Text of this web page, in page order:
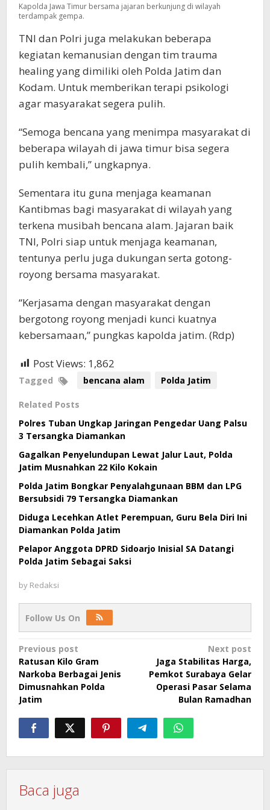
Kapolda Jawa Timur bersama jajaran berkunjung di wilayah
terdampak gempa.
TNI dan Polri juga melakukan beberapa
kegiatan kemanusian dengan tim trauma
healing yang dimiliki oleh Polda Jatim dan
Kodam. Untuk memberikan terapi psikologi
agar masyarakat segera pulih.
“Semoga bencana yang menimpa masyarakat di
beberapa wilayah di jawa timur bisa segera
pulih kembali,” ungkapnya.
Sementara itu guna menjaga keamanan
Kantibmas bagi masyarakat di wilayah yang
terkena musibah bencana alam. Jajaran baik
TNI, Polri siap untuk menjaga keamanan,
tentunya perlu juga dukungan serta gotong-
royong bersama masyarakat.
“Kerjasama dengan masyarakat dengan
bergotong royong menjadi kunci kuatnya
kebersamaan,” pungkas kapolda jatim. (Rdp)
Post Views: 1,862
Tagged bencana alam Polda Jatim
Related Posts
Polres Tuban Ungkap Jaringan Pengedar Uang Palsu
3 Tersangka Diamankan
Gagalkan Penyelundupan Lewat Jalur Laut, Polda
Jatim Musnahkan 22 Kilo Kokain
Polda Jatim Bongkar Penyalahgunaan BBM dan LPG
Bersubsidi 79 Tersangka Diamankan
Diduga Lecehkan Atlet Perempuan, Guru Bela Diri Ini
Diamankan Polda Jatim
Pelapor Anggota DPRD Sidoarjo Inisial SA Datangi
Polda Jatim Sebagai Saksi
by Redaksi
Follow Us On
Post
navigation
Previous post
Ratusan Kilo Gram
Narkoba Berbagai Jenis
Dimusnahkan Polda
Jatim
Next post
Jaga Stabilitas Harga,
Pemkot Surabaya Gelar
Operasi Pasar Selama
Bulan Ramadhan
Baca juga